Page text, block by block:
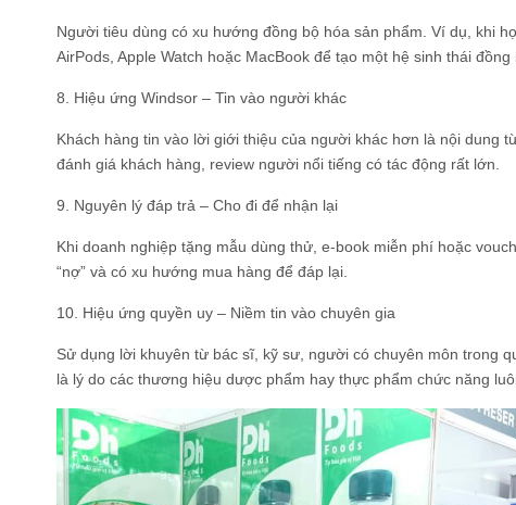
Người tiêu dùng có xu hướng đồng bộ hóa sản phẩm. Ví dụ, khi
AirPods, Apple Watch hoặc MacBook để tạo một hệ sinh thái đồng
8. Hiệu ứng Windsor – Tin vào người khác
Khách hàng tin vào lời giới thiệu của người khác hơn là nội dung
đánh giá khách hàng, review người nổi tiếng có tác động rất lớn.
9. Nguyên lý đáp trả – Cho đi để nhận lại
Khi doanh nghiệp tặng mẫu dùng thử, e-book miễn phí hoặc
“nợ” và có xu hướng mua hàng để đáp lại.
10. Hiệu ứng quyền uy – Niềm tin vào chuyên gia
Sử dụng lời khuyên từ bác sĩ, kỹ sư, người có chuyên môn trong
là lý do các thương hiệu dược phẩm hay thực phẩm chức năng